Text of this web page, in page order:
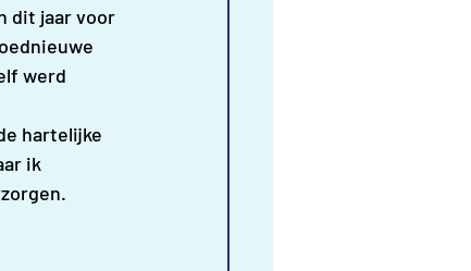
dit jaar voor
werd
hartelijke
ik